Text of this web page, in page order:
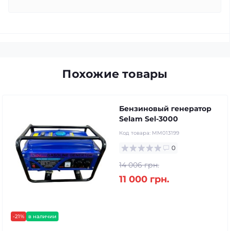
Похожие товары
-21% в наличии
Бензиновый генератор
Selam Sel-3000
Код товара: MM013199
0
14 006 грн.
11 000 грн.